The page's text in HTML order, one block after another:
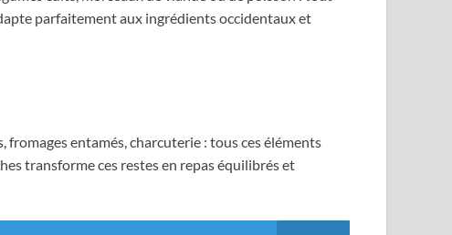
parfaitement aux ingrédients occidentaux et
entamés, charcuterie : tous ces éléments
transforme ces restes en repas équilibrés et